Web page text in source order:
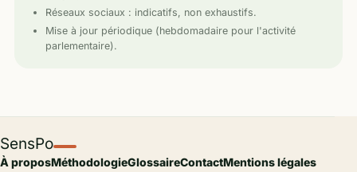
Réseaux sociaux : indicatifs, non exhaustifs.
Mise à jour périodique (hebdomadaire pour l'activité
parlementaire).
SensPo
À proposMéthodologieGlossaireContactMentions légales